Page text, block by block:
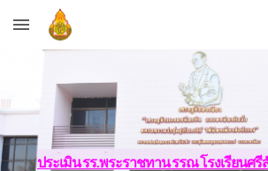
Skip to main content
ประเมิน รร.พระราชทาน รรณ โรงเรียนศ